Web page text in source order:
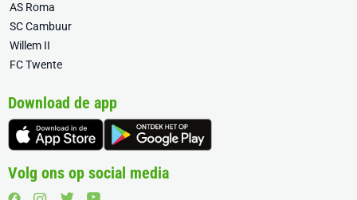
AS Roma
SC Cambuur
Willem II
FC Twente
Download de app
Volg ons op social media